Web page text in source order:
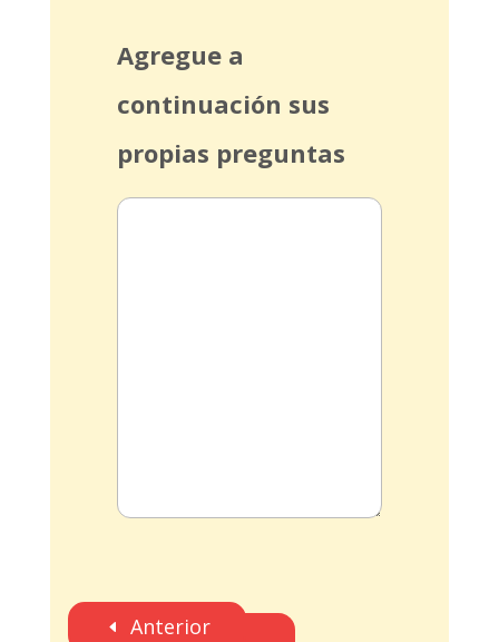
Agregue a
continuación sus
propias preguntas
Anterior